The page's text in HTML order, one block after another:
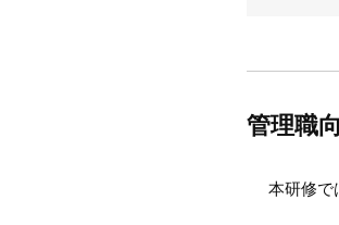
管理職
本研修で